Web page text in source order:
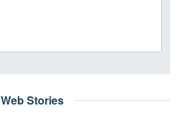
Web Stories